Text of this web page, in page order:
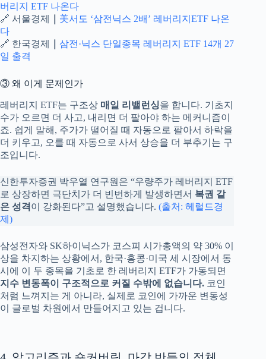
버리지 ETF 나온다
🔗 서울경제
美서도 ‘삼전닉스 2배’ 레버리지ETF 나온
다
🔗 한국경제
삼전·닉스 단일종목 레버리지 ETF 14개 27
일 출격
③ 왜 이게 문제인가
레버리지 ETF는 구조상 매일 리밸런싱을 합니다. 기초지
수가 오르면 더 사고, 내리면 더 팔아야 하는 메커니즘이
죠. 쉽게 말해, 주가가 떨어질 때 자동으로 팔아서 하락을
더 키우고, 오를 때 자동으로 사서 상승을 더 부추기는 구
조입니다.
신한투자증권 박우열 연구원은 “우량주가 레버리지 ETF
로 상장하면 극단치가 더 빈번하게 발생하면서 복권 같
은 성격 이 강화된다”고 설명했습니다. (출처: 헤럴드경
제)
삼성전자와 SK하이닉스가 코스피 시가총액의 약 30% 이
상을 차지하는 상황에서, 한국·홍콩·미국 세 시장에서 동
시에 이 두 종목을 기초로 한 레버리지 ETF가 가동되면
지수 변동폭이 구조적으로 커질 수밖에 없습니다. 코인
처럼 느껴지는 게 아니라, 실제로 코인에 가까운 변동성
이 글로벌 차원에서 만들어지고 있는 겁니다.